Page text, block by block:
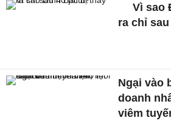
Vì sao
ra chỉ
Ngại vào
doanh
viêm